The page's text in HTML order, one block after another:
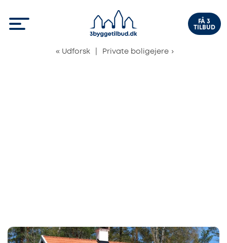
FÅ 3
TILBUD
« Udforsk Private boligejere ›